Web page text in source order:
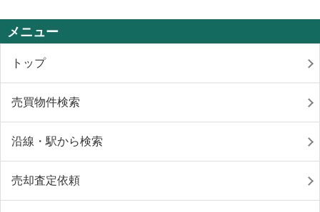
メニュー
トップ
売買物件検索
沿線・駅から検索
売却査定依頼